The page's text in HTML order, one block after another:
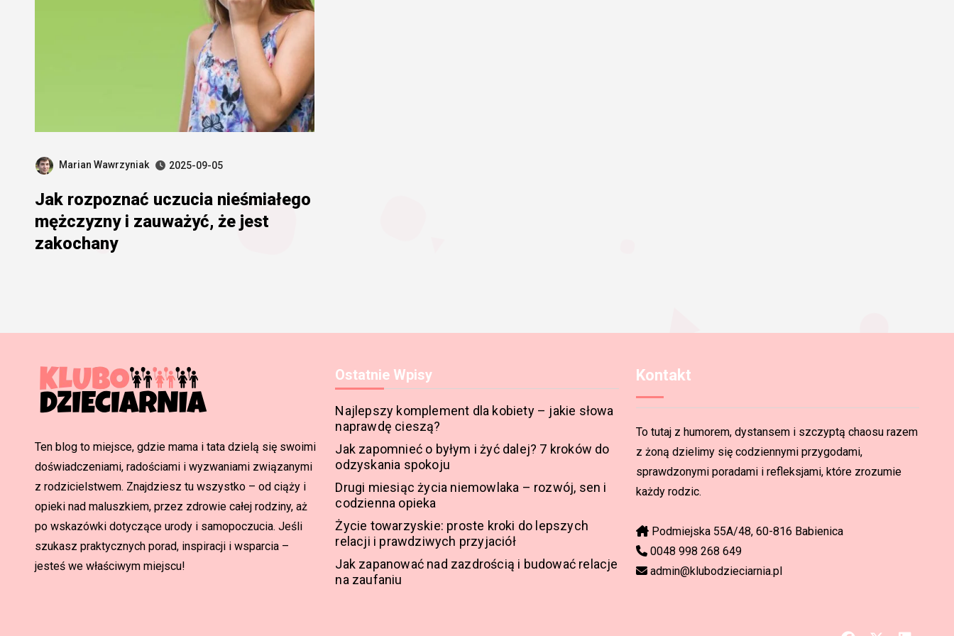
Marian Wawrzyniak 2025-09-05
Jak rozpoznać uczucia nieśmiałego
mężczyzny i zauważyć, że jest
zakochany
Ten blog to miejsce, gdzie mama i tata dzielą się swoimi
doświadczeniami, radościami i wyzwaniami związanymi
z rodzicielstwem. Znajdziesz tu wszystko – od ciąży i
opieki nad maluszkiem, przez zdrowie całej rodziny, aż
po wskazówki dotyczące urody i samopoczucia. Jeśli
szukasz praktycznych porad, inspiracji i wsparcia –
jesteś we właściwym miejscu!
Ostatnie Wpisy
Najlepszy komplement dla kobiety – jakie słowa
naprawdę cieszą?
Jak zapomnieć o byłym i żyć dalej? 7 kroków do
odzyskania spokoju
Drugi miesiąc życia niemowlaka – rozwój, sen i
codzienna opieka
Życie towarzyskie: proste kroki do lepszych
relacji i prawdziwych przyjaciół
Jak zapanować nad zazdrością i budować relacje
na zaufaniu
Kontakt
To tutaj z humorem, dystansem i szczyptą chaosu razem
z żoną dzielimy się codziennymi przygodami,
sprawdzonymi poradami i refleksjami, które zrozumie
każdy rodzic.
Podmiejska 55A/48, 60-816 Babienica
0048 998 268 649
admin@klubodzieciarnia.pl